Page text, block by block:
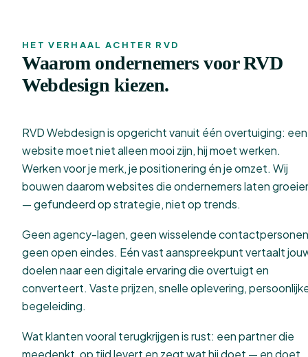
HET VERHAAL ACHTER RVD
Waarom ondernemers voor RVD
Webdesign kiezen.
RVD Webdesign is opgericht vanuit één overtuiging: een
website moet niet alleen mooi zijn, hij moet werken.
Werken voor je merk, je positionering én je omzet. Wij
bouwen daarom websites die ondernemers laten
— gefundeerd op strategie, niet op trends.
Geen agency-lagen, geen wisselende
geen open eindes. Eén vast aanspreekpunt vertaalt
doelen naar een digitale ervaring die overtuigt en
converteert. Vaste prijzen, snelle oplevering,
begeleiding.
Wat klanten vooral terugkrijgen is rust: een partner die
meedenkt, op tijd levert en zegt wat hij doet — en doet